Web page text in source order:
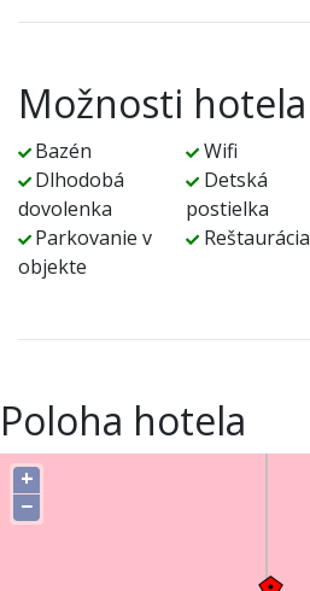
Možnosti hotela
Bazén Wifi
Dlhodobá
dovolenka
Detská
postielka
Parkovanie v
objekte
Reštaurácia
Poloha hotela
+
−